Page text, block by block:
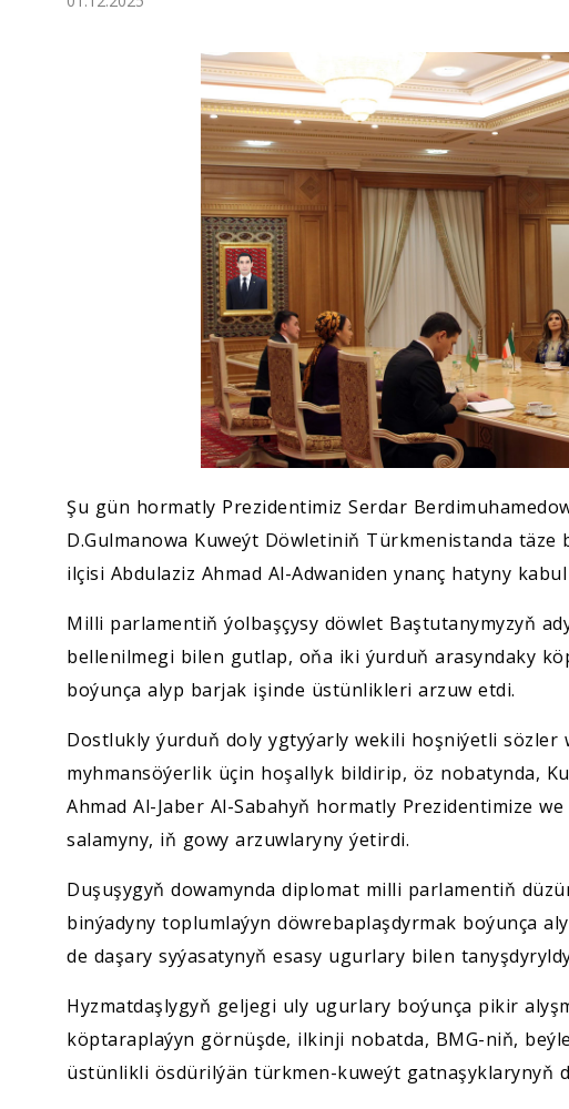
Jemgyýet
Medeniýet
Ylym
Sport
Şu gün hormatly Prezidentimiz Serdar
D.Gulmanowa Kuweýt Döwletiniň Türkmenistanda
ilçisi Abdulaziz Ahmad Al-Adwaniden ynanç hatyny
Milli parlamentiň ýolbaşçysy döwlet Baştutanymyzyň
bellenilmegi bilen gutlap, oňa iki ýurduň arasyndaky
boýunça alyp barjak işinde üstünlikleri arzuw etdi.
Dostlukly ýurduň doly ygtyýarly wekili hoşniýetli
myhmansöýerlik üçin hoşallyk bildirip, öz nobatynda,
Ahmad Al-Jaber Al-Sabahyň hormatly Prezidentimize
salamyny, iň gowy arzuwlaryny ýetirdi.
Duşuşygyň dowamynda diplomat milli parlamentiň
binýadyny toplumlaýyn döwrebaplaşdyrmak boýunça
de daşary syýasatynyň esasy ugurlary bilen
Hyzmatdaşlygyň geljegi uly ugurlary boýunça pikir
köptaraplaýyn görnüşde, ilkinji nobatda, BMG-niň,
üstünlikli ösdürilýän türkmen-kuweýt gatnaşyklarynyň